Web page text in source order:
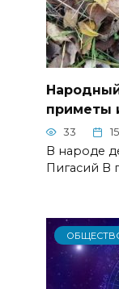
приметы
33
В народе
Пигасий В